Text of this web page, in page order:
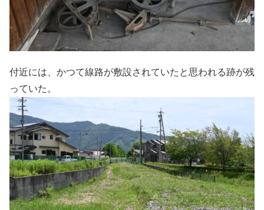
付近には、かつて線路が敷設されていたと思われる跡が残
っていた。